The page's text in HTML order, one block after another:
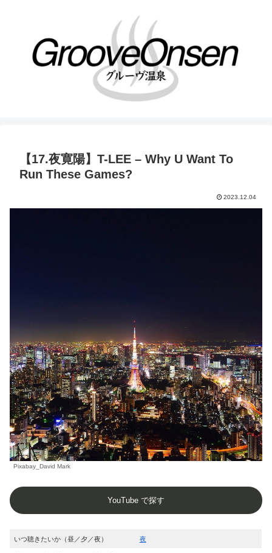
【17.夜寛陽】T-LEE – Why U Want To
Run These Games?
2023.12.04
Pixabay_David Mark
YouTube で探す
いつ聴きたいか（昼／夕／夜） 夜